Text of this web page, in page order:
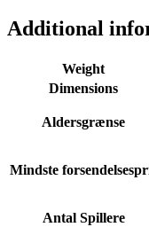
Additional
Weight
Dimensions
Aldersgrænse
Mindste
Antal Spillere